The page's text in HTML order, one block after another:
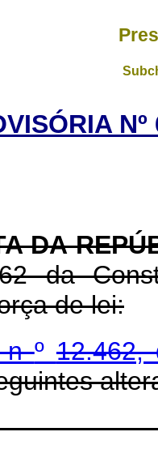
DA
da
de lei:
nº